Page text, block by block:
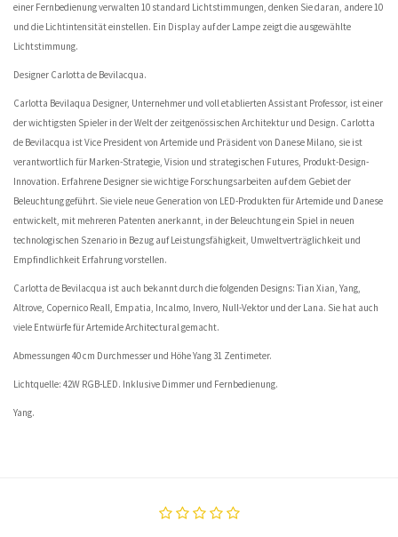
einer Fernbedienung verwalten 10 standard Lichtstimmungen, denken Sie daran, andere 10
und die Lichtintensität einstellen. Ein Display auf der Lampe zeigt die ausgewählte
Lichtstimmung.
Designer Carlotta de Bevilacqua.
Carlotta Bevilaqua Designer, Unternehmer und voll etablierten Assistant Professor, ist einer
der wichtigsten Spieler in der Welt der zeitgenössischen Architektur und Design. Carlotta
de Bevilacqua ist Vice President von Artemide und Präsident von Danese Milano, sie ist
verantwortlich für Marken-Strategie, Vision und strategischen Futures, Produkt-Design-
Innovation. Erfahrene Designer sie wichtige Forschungsarbeiten auf dem Gebiet der
Beleuchtung geführt. Sie viele neue Generation von LED-Produkten für Artemide und Danese
entwickelt, mit mehreren Patenten anerkannt, in der Beleuchtung ein Spiel in neuen
technologischen Szenario in Bezug auf Leistungsfähigkeit, Umweltverträglichkeit und
Empfindlichkeit Erfahrung vorstellen.
Carlotta de Bevilacqua ist auch bekannt durch die folgenden Designs: Tian Xian, Yang,
Altrove, Copernico Reall, Empatia, Incalmo, Invero, Null-Vektor und der Lana. Sie hat auch
viele Entwürfe für Artemide Architectural gemacht.
Abmessungen 40 cm Durchmesser und Höhe Yang 31 Zentimeter.
Lichtquelle: 42W RGB-LED. Inklusive Dimmer und Fernbedienung.
Yang.